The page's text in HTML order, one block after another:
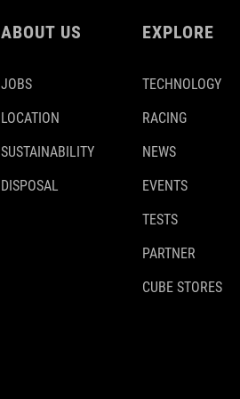
ABOUT US
JOBS
LOCATION
SUSTAINABILITY
DISPOSAL
EXPLORE
TECHNOLOGY
RACING
NEWS
EVENTS
TESTS
PARTNER
CUBE STORES